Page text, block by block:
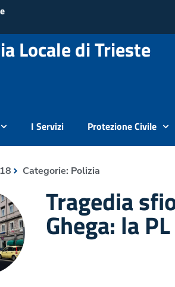
Locale di Trieste
I Servizi Protezione Civile
Categorie: Polizia
Tragedia
Ghega: la